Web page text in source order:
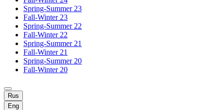
Spring-Summer 23
Fall-Winter 23
Spring-Summer 22
Fall-Winter 22
Spring-Summer 21
Fall-Winter 21
Spring-Summer 20
Fall-Winter 20
Rus
Eng